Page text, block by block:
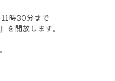
時30分まで
を開放します。